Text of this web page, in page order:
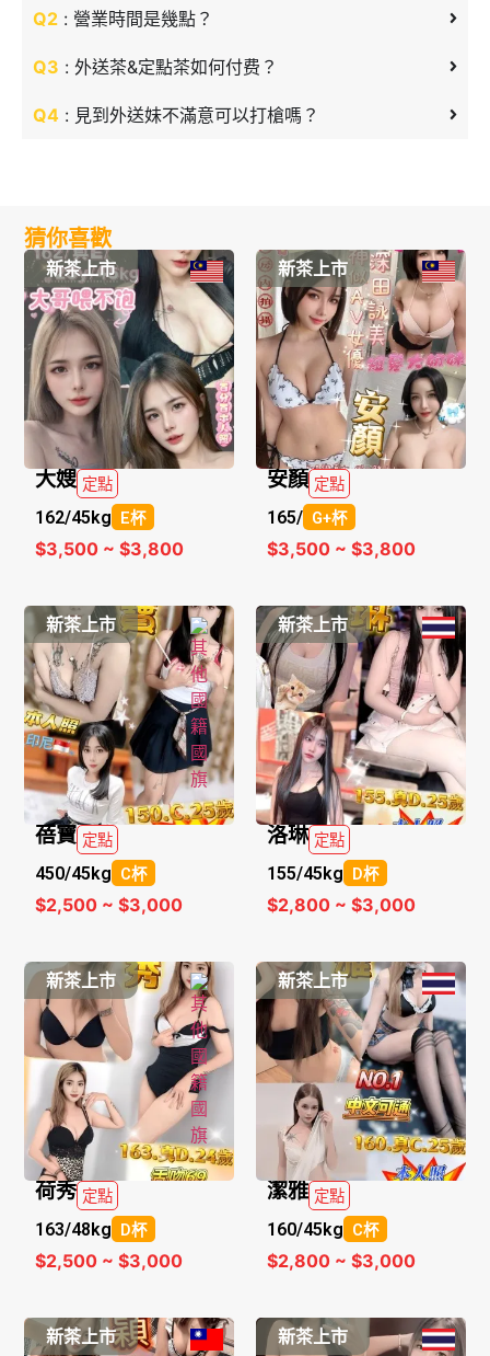
Q2 : 營業時間是幾點？
Q3 : 外送茶&定點茶如何付费？
Q4 : 見到外送妹不滿意可以打槍嗎？
猜你喜歡
新茶上市
大嫂 定點
162/45kg E杯
$3,500 ~ $3,800
新茶上市
安顏 定點
165/ G+杯
$3,500 ~ $3,800
新茶上市
蓓寶 定點
450/45kg C杯
$2,500 ~ $3,000
新茶上市
洛琳 定點
155/45kg D杯
$2,800 ~ $3,000
新茶上市
荷秀 定點
163/48kg D杯
$2,500 ~ $3,000
新茶上市
潔雅 定點
160/45kg C杯
$2,800 ~ $3,000
新茶上市 新茶上市